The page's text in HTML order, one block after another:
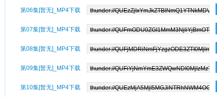
第06集[暂无]_MP4下载
第07集[暂无]_MP4下载
第08集[暂无]_MP4下载
第09集[暂无]_MP4下载
第10集[暂无]_MP4下载